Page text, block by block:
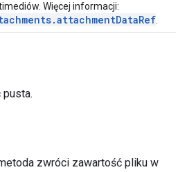
Więcej informacji:
pusta.
zwróci zawartość pliku w